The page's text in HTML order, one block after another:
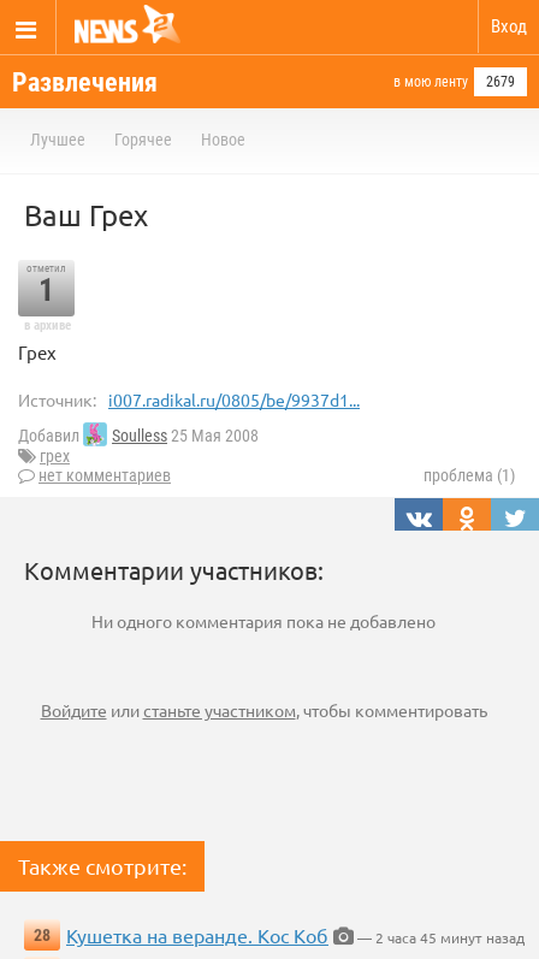
Вход
Развлечения в мою ленту 2679
Лучшее Горячее Новое
Ваш Грех
отметил
1
в архиве
Грех
Источник: i007.radikal.ru/0805/be/9937d1...
Добавил Soulless25 Мая 2008
грех
нет комментариев
проблема (1)
Комментарии участников:
Ни одного комментария пока не добавлено
Войдите илистаньте участником, чтобы комментировать
Также смотрите:
28 Кушетка на веранде. Кос Коб
— 2 часа 45 минут назад